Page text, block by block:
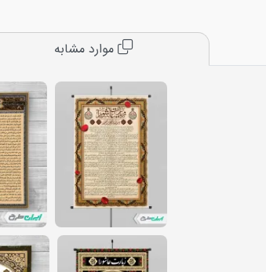
موارد مشابه